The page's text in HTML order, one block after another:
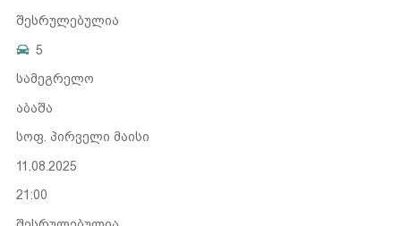
შესრულებულია
5
სამეგრელო
აბაშა
სოფ. პირველი მაისი
11.08.2025
21:00